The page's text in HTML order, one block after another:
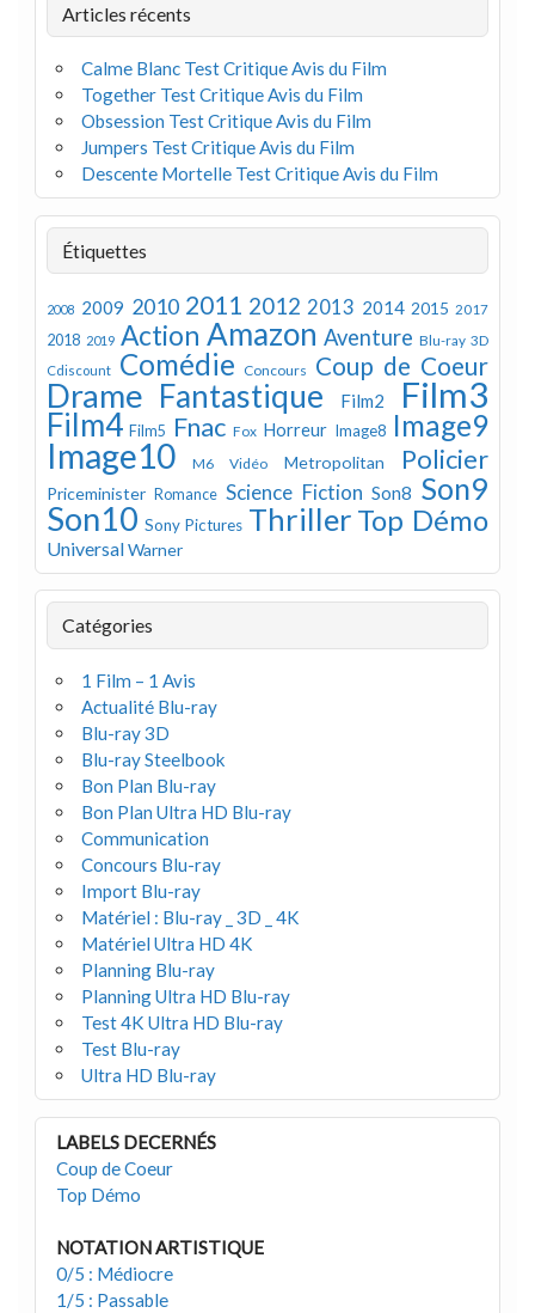
Articles récents
Calme Blanc Test Critique Avis du Film
Together Test Critique Avis du Film
Obsession Test Critique Avis du Film
Jumpers Test Critique Avis du Film
Descente Mortelle Test Critique Avis du Film
Étiquettes
2008 2009 2010 2011 2012 2013 2014 2015 2017
2018 2019 Action Amazon Aventure Blu-ray 3D
Cdiscount Comédie Concours Coup de Coeur
Drame Fantastique Film2 Film3
Film4 Film5 Fnac Fox Horreur Image8 Image9
Image10 M6 Vidéo Metropolitan Policier
Priceminister Romance Science Fiction Son8 Son9
Son10 Sony Pictures Thriller Top Démo
UniversalWarner
Catégories
1 Film – 1 Avis
Actualité Blu-ray
Blu-ray 3D
Blu-ray Steelbook
Bon Plan Blu-ray
Bon Plan Ultra HD Blu-ray
Communication
Concours Blu-ray
Import Blu-ray
Matériel : Blu-ray _ 3D _ 4K
Matériel Ultra HD 4K
Planning Blu-ray
Planning Ultra HD Blu-ray
Test 4K Ultra HD Blu-ray
Test Blu-ray
Ultra HD Blu-ray
LABELS DECERNÉS
Coup de Coeur
Top Démo
NOTATION ARTISTIQUE
0/5 : Médiocre
1/5 : Passable